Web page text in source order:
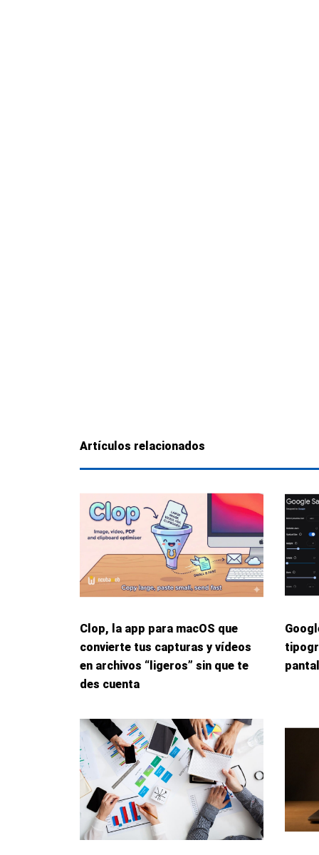
Artículos relacionados
Clop, la app para macOS que
convierte tus capturas y vídeos
en archivos “ligeros” sin que te
des cuenta